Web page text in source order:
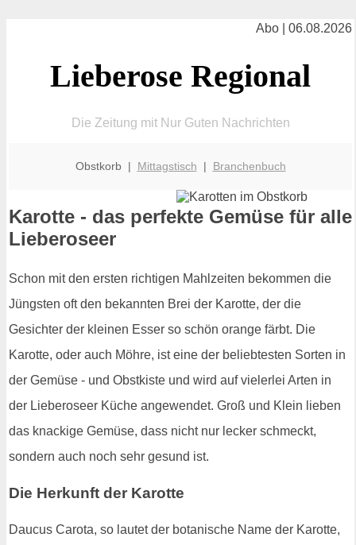
Abo | 06.08.2026
Lieberose Regional
Die Zeitung mit Nur Guten Nachrichten
Obstkorb | Mittagstisch | Branchenbuch
Karotte - das perfekte Gemüse für alle
Lieberoseer
Schon mit den ersten richtigen Mahlzeiten bekommen die
Jüngsten oft den bekannten Brei der Karotte, der die
Gesichter der kleinen Esser so schön orange färbt. Die
Karotte, oder auch Möhre, ist eine der beliebtesten Sorten in
der Gemüse - und Obstkiste und wird auf vielerlei Arten in
der Lieberoseer Küche angewendet. Groß und Klein lieben
das knackige Gemüse, dass nicht nur lecker schmeckt,
sondern auch noch sehr gesund ist.
Die Herkunft der Karotte
Daucus Carota, so lautet der botanische Name der Karotte,